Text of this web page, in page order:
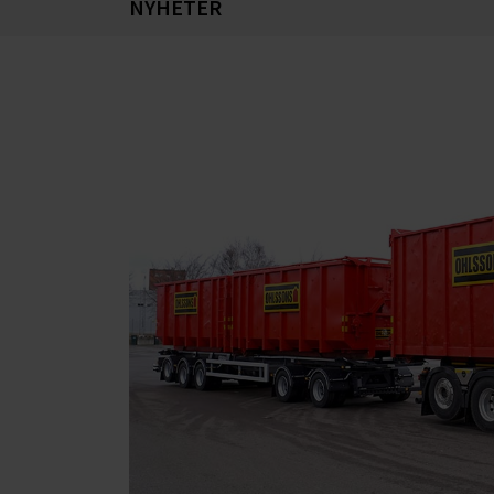
NYHETER